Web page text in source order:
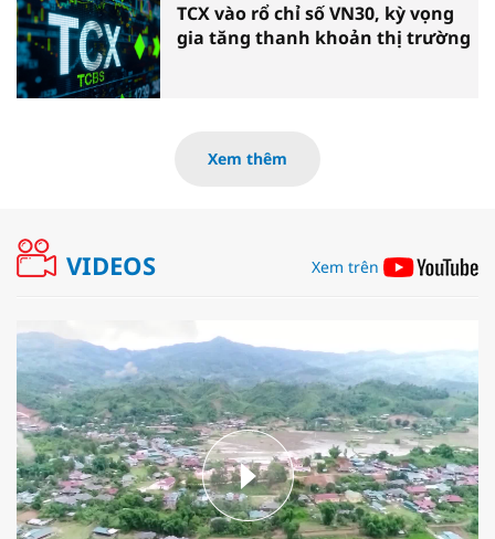
TCX vào rổ chỉ số VN30, kỳ vọng
gia tăng thanh khoản thị trường
Xem thêm
VIDEOS Xem trên